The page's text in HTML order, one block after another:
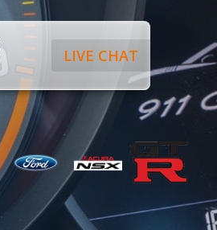
LIVE CHAT